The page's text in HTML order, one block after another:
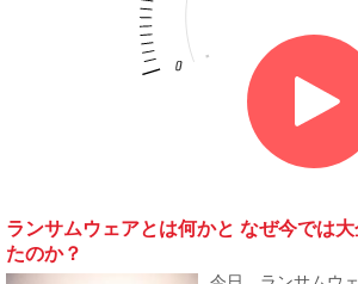
ランサムウェアとは何かと なぜ今では
たのか？